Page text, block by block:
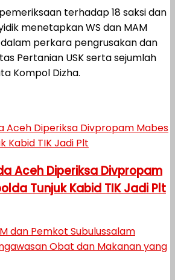
terhadap 18 saksi dan
menetapkan WS dan MAM
perkara pengrusakan dan
Pertanian USK serta sejumlah
Kompol Dizha.
Aceh Diperiksa Divpropam
Tunjuk Kabid TIK Jadi Plt